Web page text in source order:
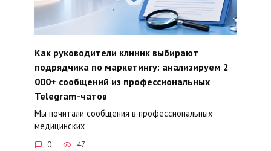
Как руководители клиник выбирают
подрядчика по маркетингу: анализируем 2
000+ сообщений из профессиональных
Telegram-чатов
Мы почитали сообщения в профессиональных
медицинских
0 47